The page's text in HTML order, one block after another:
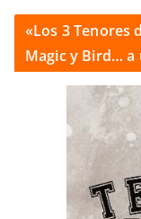
«Los 3 Tenores
Magic y Bird… a